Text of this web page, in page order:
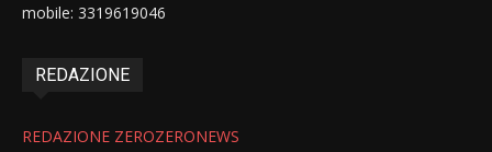
mobile: 3319619046
REDAZIONE
REDAZIONE ZEROZERONEWS